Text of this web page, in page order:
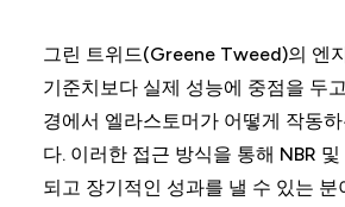
그린 트위드(Greene Tweed)의 엔
기준치보다 실제 성능에 중점을 두
경에서 엘라스토머가 어떻게 작동
다. 이러한 접근 방식을 통해 NBR
되고 장기적인 성과를 낼 수 있는 분